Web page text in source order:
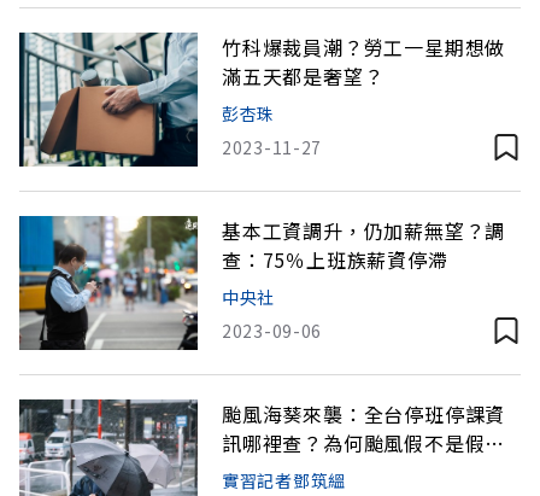
竹科爆裁員潮？勞工一星期想做
滿五天都是奢望？
彭杏珠
2023-11-27
基本工資調升，仍加薪無望？調
查：75％上班族薪資停滯
中央社
2023-09-06
颱風海葵來襲：全台停班停課資
訊哪裡查？為何颱風假不是假、
會扣薪？
實習記者鄧筑縕